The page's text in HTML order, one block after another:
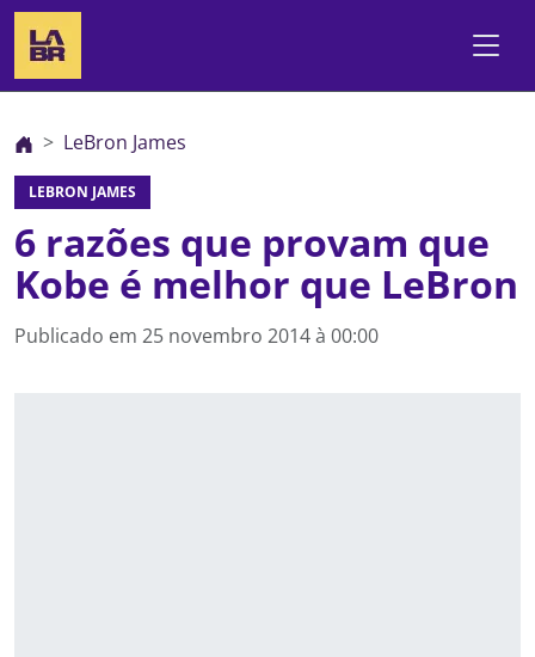
LeBron James
LEBRON JAMES
6 razões que provam que
Kobe é melhor que LeBron
Publicado em 25 novembro 2014 à 00:00